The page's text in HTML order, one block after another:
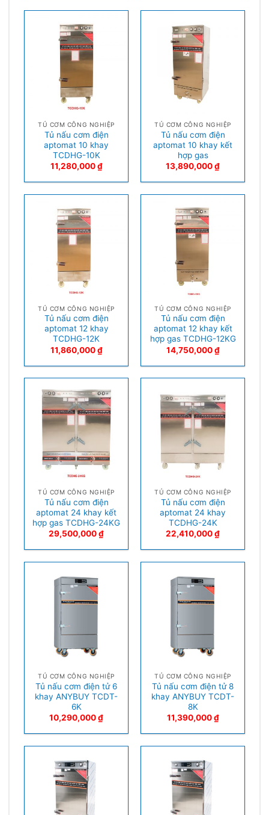
TỦ CƠM CÔNG NGHIỆP
Tủ nấu cơm điện
aptomat 10 khay
TCDHG-10K
11,280,000₫
TỦ CƠM CÔNG NGHIỆP
Tủ nấu cơm điện
aptomat 10 khay kết
hợp gas
13,890,000₫
TỦ CƠM CÔNG NGHIỆP
Tủ nấu cơm điện
aptomat 12 khay
TCDHG-12K
11,860,000₫
TỦ CƠM CÔNG NGHIỆP
Tủ nấu cơm điện
aptomat 12 khay kết
hợp gas TCDHG-12KG
14,750,000₫
TỦ CƠM CÔNG NGHIỆP
Tủ nấu cơm điện
aptomat 24 khay kết
hợp gas TCDHG-24KG
29,500,000₫
TỦ CƠM CÔNG NGHIỆP
Tủ nấu cơm điện
aptomat 24 khay
TCDHG-24K
22,410,000₫
TỦ CƠM CÔNG NGHIỆP
Tủ nấu cơm điện tử 6
khay ANYBUY TCDT-
6K
10,290,000₫
TỦ CƠM CÔNG NGHIỆP
Tủ nấu cơm điện tử 8
khay ANYBUY TCDT-
8K
11,390,000₫